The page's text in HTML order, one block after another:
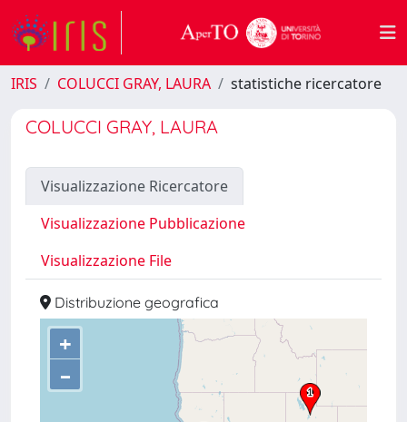
IRIS COLUCCI GRAY, LAURA statistiche ricercatore
COLUCCI GRAY, LAURA
Visualizzazione Ricercatore
Visualizzazione Pubblicazione
Visualizzazione File
Distribuzione geografica
+
–